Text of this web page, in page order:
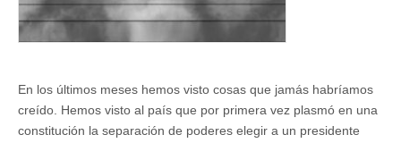
En los últimos meses hemos visto cosas que jamás habríamos
creído. Hemos visto al país que por primera vez plasmó en una
constitución la separación de poderes elegir a un presidente